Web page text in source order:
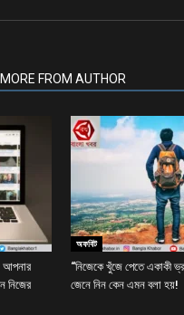
MORE FROM AUTHOR
আপনার
নিজের
অফবিট
“নিজেকে খুঁজে পেতে একাকী
জেনে নিন কেন এমন বলা হয়!